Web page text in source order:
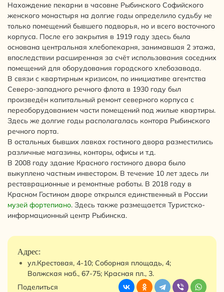
Нахождение пекарни в часовне Рыбинского Софийского
женского монастыря на долгие годы определило судьбу не
только помещений бывшего подворья, но и всего восточного
корпуса. После его закрытия в 1919 году здесь была
основана центральная хлебопекарня, занимавшая 2 этажа,
впоследствии расширенная за счёт использования соседних
помещений для оборудования городского хлебозавода.
В связи с квартирным кризисом, по инициативе агентства
Северо-западного речного флота в 1930 году был
произведён капитальный ремонт северного корпуса с
переоборудованием части помещений под жилые квартиры.
Здесь же долгие годы располагалась контора Рыбинского
речного порта.
В остальных бывших лавках гостиного двора разместились
различные магазины, конторы, офисы и т.д.
В 2008 году здание Красного гостиного двора было
выкуплено частным инвестором. В течение 10 лет здесь ли
реставрационные и ремонтные работы. В 2018 году в
Красном Гостином дворе открылся единственный в России
музей фортепиано. Здесь также размещается Туристско-
информационный центр Рыбинска.
Адрес:
ул.Крестовая, 4-10; Соборная площадь, 4;
Волжская наб., 67-75; Красная пл., 3.
Поделиться